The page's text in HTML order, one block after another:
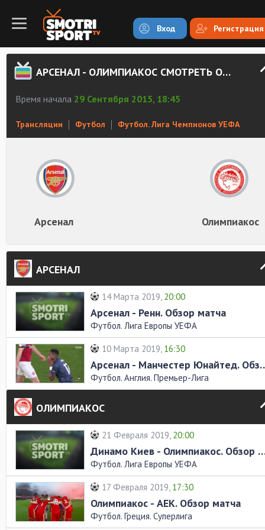
Вход Регистрация
АРСЕНАЛ - ОЛИМПИАКОС СМОТРЕТЬ ОНЛАЙН
Время начала 29 Сентября 2015, 18:45
Трансляции Футбол Футбол. Лига Чемпионов УЕФА
Арсенал Олимпиакос
АРСЕНАЛ
14 Марта 2019, 20:00
Арсенал - Ренн. Обзор матча
Футбол. Лига Европы УЕФА
10 Марта 2019, 16:30
Арсенал -
Футбол. Англия. Премьер-Лига
ОЛИМПИАКОС
21 Февраля 2019, 20:00
Динамо Киев -
Футбол. Лига Европы УЕФА
17 Февраля 2019, 17:30
Олимпиакос - АЕК. Обзор матча
Футбол. Греция. Суперлига